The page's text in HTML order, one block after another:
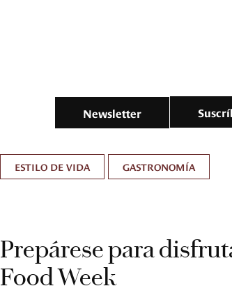
Newsletter
ESTILO DE VIDA GASTRONOMÍA
Prepárese para
Food Week